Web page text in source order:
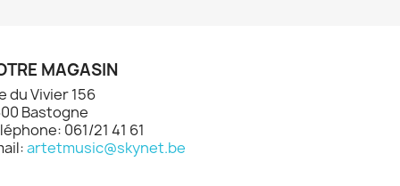
MAGASIN
du Vivier 156
Bastogne
061/21 41 61
artetmusic@skynet.be